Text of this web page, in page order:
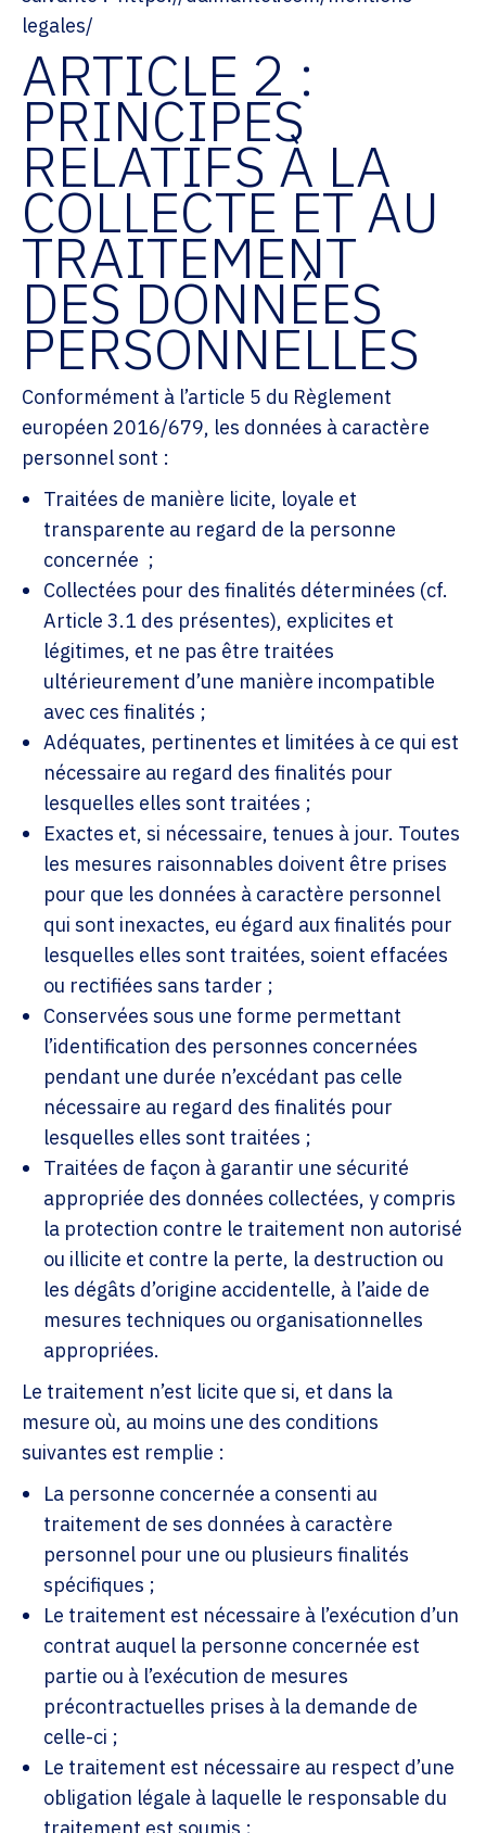
legales/
ARTICLE 2 :
PRINCIPES
RELATIFS À LA
COLLECTE ET AU
TRAITEMENT
DES DONNÉES
PERSONNELLES
Conformément à l’article 5 du Règlement
européen 2016/679, les données à caractère
personnel sont :
Traitées de manière licite, loyale et
transparente au regard de la personne
concernée ;
Collectées pour des finalités déterminées (cf.
Article 3.1 des présentes), explicites et
légitimes, et ne pas être traitées
ultérieurement d’une manière incompatible
avec ces finalités ;
Adéquates, pertinentes et limitées à ce qui est
nécessaire au regard des finalités pour
lesquelles elles sont traitées ;
Exactes et, si nécessaire, tenues à jour. Toutes
les mesures raisonnables doivent être prises
pour que les données à caractère personnel
qui sont inexactes, eu égard aux finalités pour
lesquelles elles sont traitées, soient effacées
ou rectifiées sans tarder ;
Conservées sous une forme permettant
l’identification des personnes concernées
pendant une durée n’excédant pas celle
nécessaire au regard des finalités pour
lesquelles elles sont traitées ;
Traitées de façon à garantir une sécurité
appropriée des données collectées, y compris
la protection contre le traitement non autorisé
ou illicite et contre la perte, la destruction ou
les dégâts d’origine accidentelle, à l’aide de
mesures techniques ou organisationnelles
appropriées.
Le traitement n’est licite que si, et dans la
mesure où, au moins une des conditions
suivantes est remplie :
La personne concernée a consenti au
traitement de ses données à caractère
personnel pour une ou plusieurs finalités
spécifiques ;
Le traitement est nécessaire à l’exécution d’un
contrat auquel la personne concernée est
partie ou à l’exécution de mesures
précontractuelles prises à la demande de
celle-ci ;
Le traitement est nécessaire au respect d’une
obligation légale à laquelle le responsable du